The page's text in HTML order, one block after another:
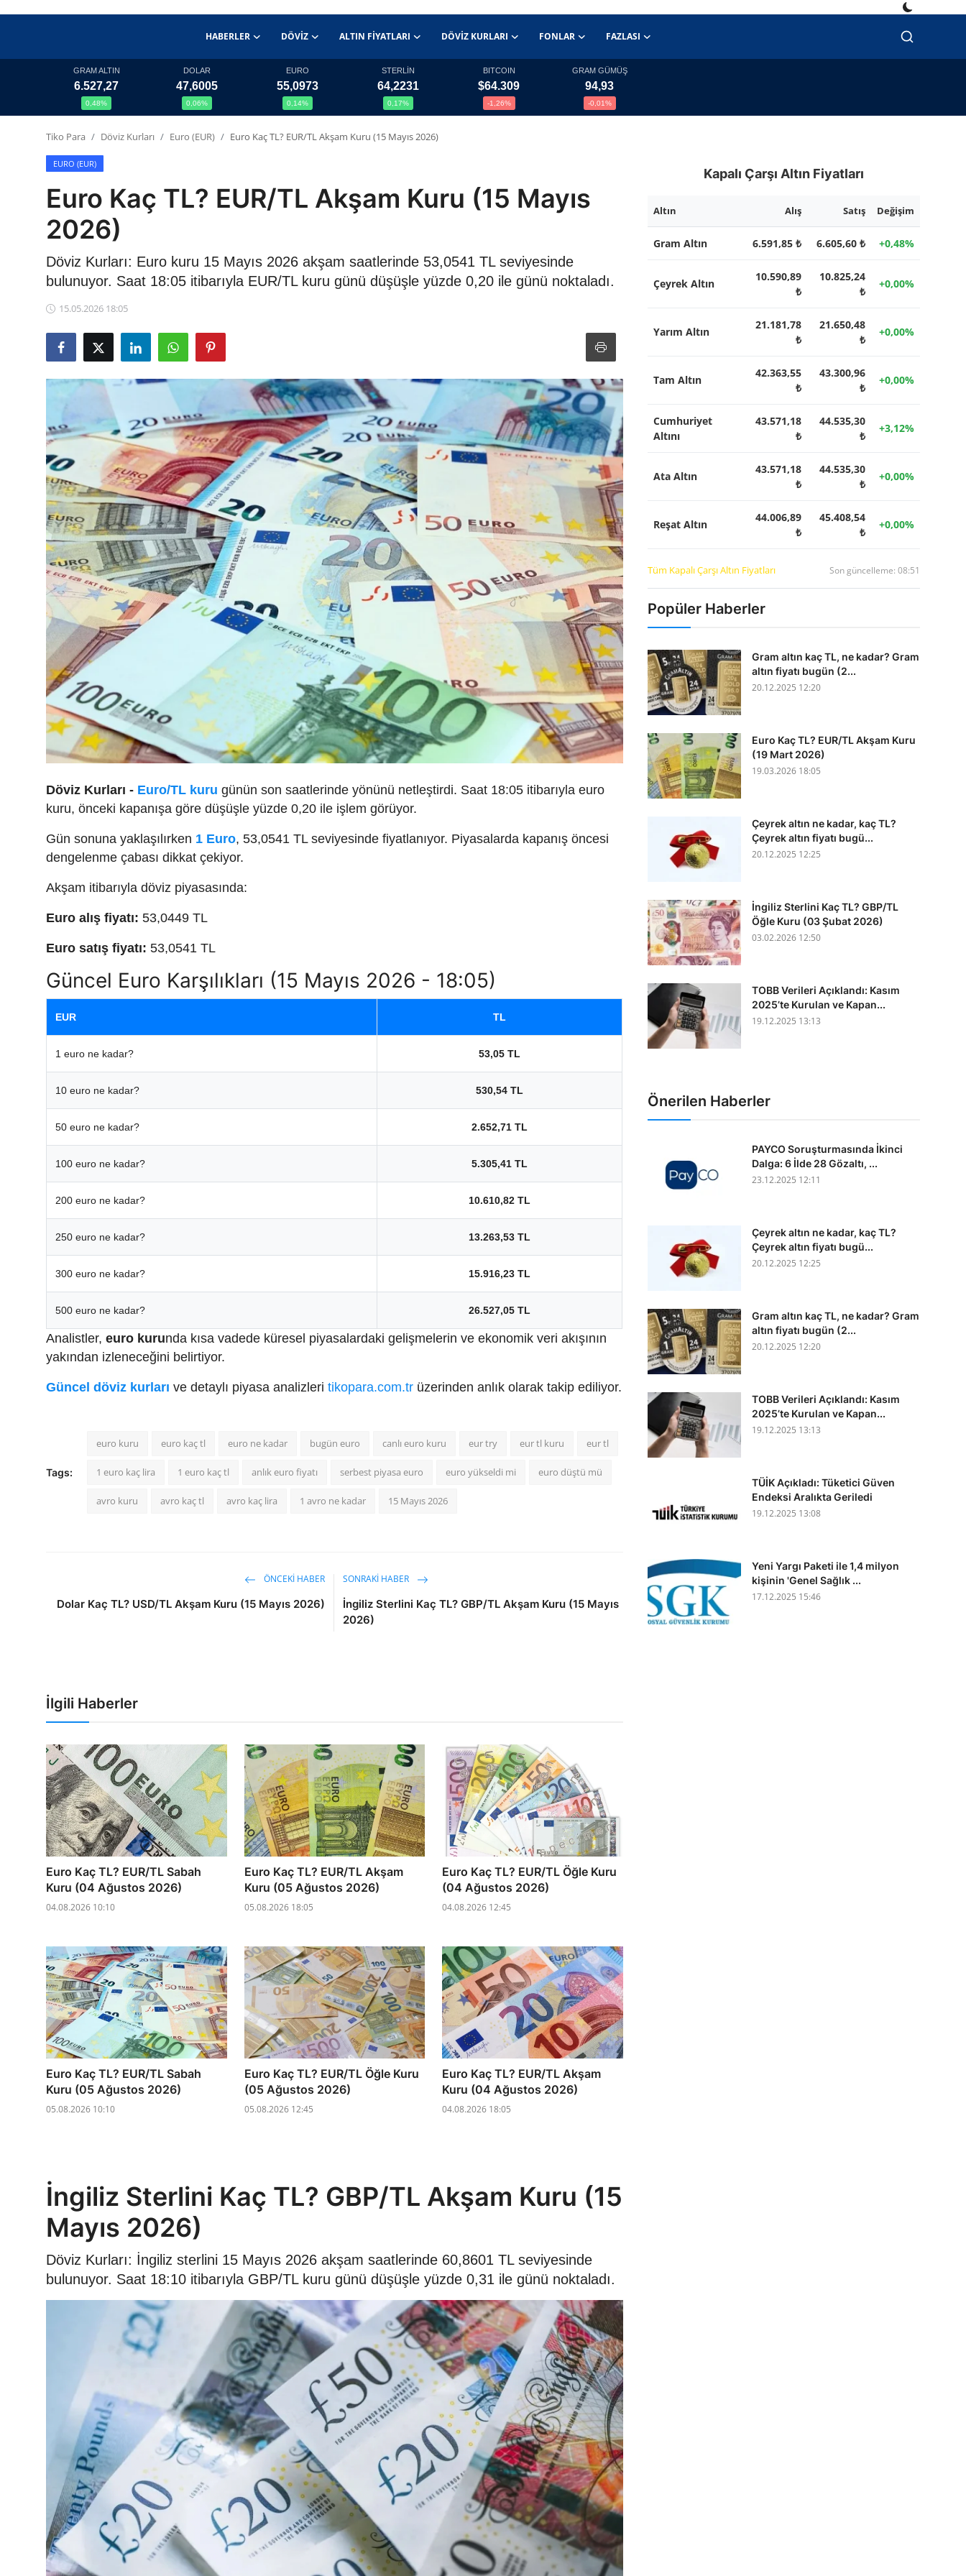
HABERLER DÖVIZ ALTIN FIYATLARI DÖVIZ KURLARI FONLAR FAZLASI
Altın Fiyatları
Döviz Kurları
Kripto Paralar
Çeviriciler
TCMB Kurları
Şirket Haberleri
GRAM ALTIN
6.527,27
0,48%
DOLAR
47,6005
0,06%
EURO
55,0973
0,14%
STERLİN
64,2231
0,17%
BITCOIN
$64.309
-1,26%
GRAM GÜMÜŞ
94,93
-0,01%
Tiko Para Döviz Kurları Euro (EUR) Euro Kaç TL? EUR/TL Akşam Kuru (15 Mayıs 2026)
EURO (EUR)
Euro Kaç TL? EUR/TL Akşam Kuru (15 Mayıs
2026)
Döviz Kurları: Euro kuru 15 Mayıs 2026 akşam saatlerinde 53,0541 TL seviyesinde
bulunuyor. Saat 18:05 itibarıyla EUR/TL kuru günü düşüşle yüzde 0,20 ile günü noktaladı.
15.05.2026 18:05
Döviz Kurları - Euro/TL kuru günün son saatlerinde yönünü netleştirdi. Saat 18:05 itibarıyla euro
kuru, önceki kapanışa göre düşüşle yüzde 0,20 ile işlem görüyor.
Gün sonuna yaklaşılırken 1 Euro, 53,0541 TL seviyesinde fiyatlanıyor. Piyasalarda kapanış öncesi
dengelenme çabası dikkat çekiyor.
Akşam itibarıyla döviz piyasasında:
Euro alış fiyatı: 53,0449 TL
Euro satış fiyatı: 53,0541 TL
Güncel Euro Karşılıkları (15 Mayıs 2026 - 18:05)
EUR TL
1 euro ne kadar? 53,05 TL
10 euro ne kadar? 530,54 TL
50 euro ne kadar? 2.652,71 TL
100 euro ne kadar? 5.305,41 TL
200 euro ne kadar? 10.610,82 TL
250 euro ne kadar? 13.263,53 TL
300 euro ne kadar? 15.916,23 TL
500 euro ne kadar? 26.527,05 TL
Analistler, euro kurunda kısa vadede küresel piyasalardaki gelişmelerin ve ekonomik veri akışının
yakından izleneceğini belirtiyor.
Güncel döviz kurları ve detaylı piyasa analizleri tikopara.com.tr üzerinden anlık olarak takip ediliyor.
Tags:
euro kuru euro kaç tl euro ne kadar bugün euro canlı euro kuru eur try eur tl kuru eur tl
1 euro kaç lira 1 euro kaç tl anlık euro fiyatı serbest piyasa euro euro yükseldi mi euro düştü mü
avro kuru avro kaç tl avro kaç lira 1 avro ne kadar 15 Mayıs 2026
ÖNCEKI HABER
Dolar Kaç TL? USD/TL Akşam Kuru (15 Mayıs 2026)
SONRAKI HABER
İngiliz Sterlini Kaç TL? GBP/TL Akşam Kuru (15 Mayıs
2026)
İlgili Haberler
Euro Kaç TL? EUR/TL Sabah
Kuru (04 Ağustos 2026)
04.08.2026 10:10
Euro Kaç TL? EUR/TL Akşam
Kuru (05 Ağustos 2026)
05.08.2026 18:05
Euro Kaç TL? EUR/TL Öğle Kuru
(04 Ağustos 2026)
04.08.2026 12:45
Euro Kaç TL? EUR/TL Sabah
Kuru (05 Ağustos 2026)
05.08.2026 10:10
Euro Kaç TL? EUR/TL Öğle Kuru
(05 Ağustos 2026)
05.08.2026 12:45
Euro Kaç TL? EUR/TL Akşam
Kuru (04 Ağustos 2026)
04.08.2026 18:05
İngiliz Sterlini Kaç TL? GBP/TL Akşam Kuru (15
Mayıs 2026)
Döviz Kurları: İngiliz sterlini 15 Mayıs 2026 akşam saatlerinde 60,8601 TL seviyesinde
bulunuyor. Saat 18:10 itibarıyla GBP/TL kuru günü düşüşle yüzde 0,31 ile günü noktaladı.
Kapalı Çarşı Altın Fiyatları
Altın Alış Satış Değişim
Gram Altın 6.591,85 ₺ 6.605,60 ₺ +0,48%
Çeyrek Altın
10.590,89
₺
10.825,24
₺
+0,00%
Yarım Altın
21.181,78
₺
21.650,48
₺
+0,00%
Tam Altın
42.363,55
₺
43.300,96
₺
+0,00%
Cumhuriyet
Altını
43.571,18
₺
44.535,30
₺
+3,12%
Ata Altın
43.571,18
₺
44.535,30
₺
+0,00%
Reşat Altın
44.006,89
₺
45.408,54
₺
+0,00%
Tüm Kapalı Çarşı Altın Fiyatları Son güncelleme: 08:51
Popüler Haberler
Gram altın kaç TL, ne kadar? Gram
altın fiyatı bugün (2...
20.12.2025 12:20
Euro Kaç TL? EUR/TL Akşam Kuru
(19 Mart 2026)
19.03.2026 18:05
Çeyrek altın ne kadar, kaç TL?
Çeyrek altın fiyatı bugü...
20.12.2025 12:25
İngiliz Sterlini Kaç TL? GBP/TL
Öğle Kuru (03 Şubat 2026)
03.02.2026 12:50
TOBB Verileri Açıklandı: Kasım
2025’te Kurulan ve Kapan...
19.12.2025 13:13
Önerilen Haberler
PAYCO Soruşturmasında İkinci
Dalga: 6 İlde 28 Gözaltı, ...
23.12.2025 12:11
Çeyrek altın ne kadar, kaç TL?
Çeyrek altın fiyatı bugü...
20.12.2025 12:25
Gram altın kaç TL, ne kadar? Gram
altın fiyatı bugün (2...
20.12.2025 12:20
TOBB Verileri Açıklandı: Kasım
2025’te Kurulan ve Kapan...
19.12.2025 13:13
TÜİK Açıkladı: Tüketici Güven
Endeksi Aralıkta Geriledi
19.12.2025 13:08
Yeni Yargı Paketi ile 1,4 milyon
kişinin 'Genel Sağlık ...
17.12.2025 15:46